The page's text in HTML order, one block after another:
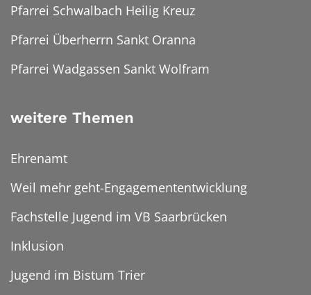
Pfarrei Schwalbach Heilig Kreuz
Pfarrei Überherrn Sankt Oranna
Pfarrei Wadgassen Sankt Wolfram
weitere Themen
Ehrenamt
Weil mehr geht-Engagemententwicklung
Fachstelle Jugend im VB Saarbrücken
Inklusion
Jugend im Bistum Trier